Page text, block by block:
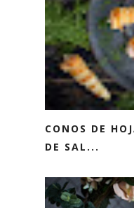
CONOS DE
DE SAL...